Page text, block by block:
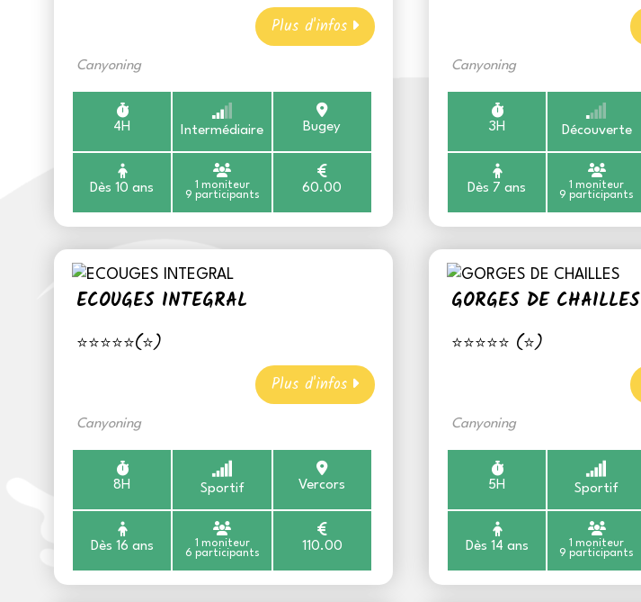
Plus d'infos
Canyoning
4H Intermédiaire Bugey
Dès 10 ans
1 moniteur
9 participants
60.00
Canyoning
3H Découverte
Dès 7 ans
1 moniteur
9 participants
ECOUGES INTEGRAL
⭐⭐⭐⭐⭐(⭐)
Plus d'infos
Canyoning
8H Sportif Vercors
Dès 16 ans
1 moniteur
6 participants
110.00
GORGES DE CHAILLES
⭐⭐⭐⭐⭐ (⭐)
Canyoning
5H Sportif
Dès 14 ans
1 moniteur
9 participants